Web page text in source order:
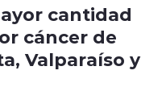
cantidad
cáncer de
Valparaíso y